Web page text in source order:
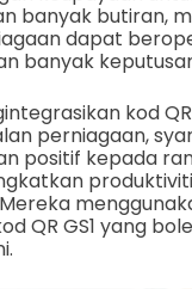
banyak butiran,
dapat
banyak
kod
perniagaan,
positif kepada
QR GS1 yang